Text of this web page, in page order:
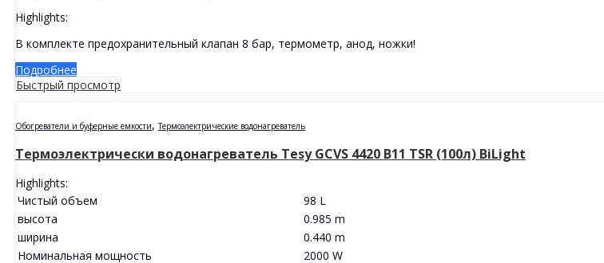
Highlights:
В комплекте предохранительный клапан 8 бар, термометр, анод, ножки!
Подробнее
Быстрый просмотр
Обогреватели и буферные емкости,Термоэлектрические водонагреватель
Термоэлектрически водонагреватель Tesy GCVS 4420 B11 TSR (100л) BiLight
Highlights:
Чистый объем
98 L
высота
0.985 m
ширина
0.440 m
Номинальная мощность
2000 W